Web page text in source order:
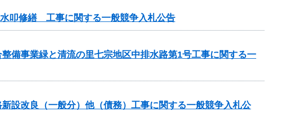
叩修繕 工事に関する一般競争入札公告
備事業緑と清流の里七宗地区中排水路第1号工事に関する一
設改良（一般分）他（債務）工事に関する一般競争入札公